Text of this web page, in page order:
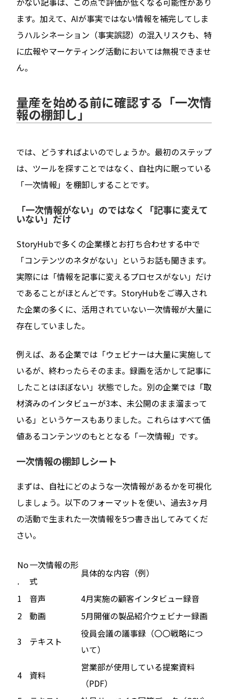
ます。加えて、AIが事実ではない情報を補完してしま
うハルシネーション（事実誤認）の混入リスクも、特
に広報やマーケティング活動においては無視できませ
ん。
量産を始める前に確認する「一次情
報の棚卸し」
では、どうすればよいのでしょうか。最初のステップ
は、ツールを探すことではなく、自社内に眠っている
「一次情報」を棚卸しすることです。
「一次情報がない」のではなく「記事に変えて
いない」だけ
StoryHubで多くの企業様とお打ち合わせする中で
「コンテンツのネタがない」というお話も聞きます。
実際には「情報を記事に変えるプロセスがない」だけ
であることがほとんどです。StoryHubをご導入され
た企業の多くに、活用されていない一次情報が大量に
存在していました。
例えば、ある企業では「ウェビナーは大量に実施して
いるが、終わったらそのまま。録画を活かして記事に
したことはほぼない」状態でした。別の企業では「取
材済みのインタビューが3本、未公開のまま溜まって
いる」というケースもありました。これらはすべて価
値あるコンテンツのもととなる「一次情報」です。
一次情報の棚卸しシート
まずは、自社にどのような一次情報があるかを可視化
しましょう。以下のフォーマットを使い、過去3ヶ月
の活動で生まれた一次情報を5つ書き出してみてくだ
さい。
No
.
一次情報の形
式
具体的な内容（例）
1 音声
4月実施の顧客インタビュー録音
2
動画 5月開催の製品紹介ウェビナー録画
3 テキスト
役員会議の議事録（〇〇戦略につ
いて）
4 資料
営業部が使用している提案資料
（PDF）